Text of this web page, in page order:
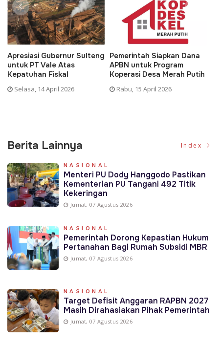
Gubernur Sulteng
PT Vale Atas
Fiskal
Selasa, 14 April 2026
Pemerintah Siapkan Dana
APBN untuk Program
Koperasi Desa Merah Putih
Rabu, 15 April 2026
Berita Lainnya Index
NASIONAL
Menteri PU Dody Hanggodo Pastikan
Kementerian PU Tangani 492 Titik
Kekeringan
Jumat, 07 Agustus 2026
NASIONAL
Pemerintah Dorong Kepastian Hukum
Pertanahan Bagi Rumah Subsidi MBR
Jumat, 07 Agustus 2026
NASIONAL
Target Defisit Anggaran RAPBN 2027
Masih Dirahasiakan Pihak Pemerintah
Jumat, 07 Agustus 2026